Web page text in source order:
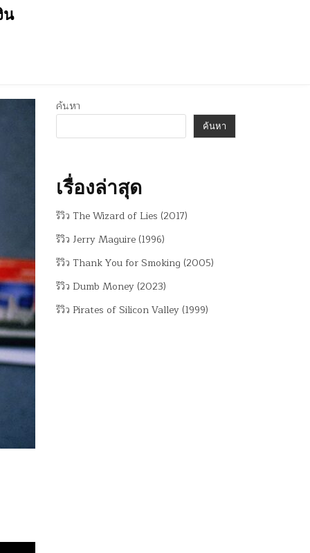
น
ค้นหา
ค้นหา
เรื่องล่าสุด
รีวิว The Wizard of Lies (2017)
รีวิว Jerry Maguire (1996)
รีวิว Thank You for Smoking (2005)
รีวิว Dumb Money (2023)
รีวิว Pirates of Silicon Valley (1999)